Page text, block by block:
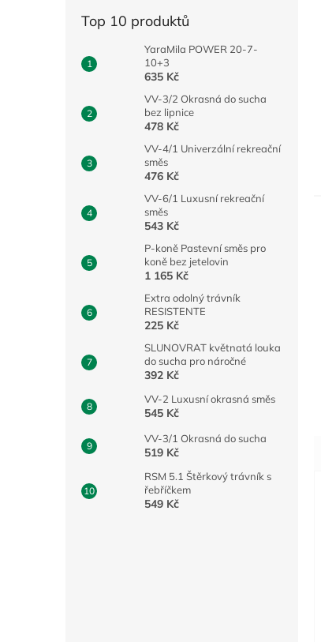
Top 10 produktů
YaraMila POWER 20-7-
10+3
635 Kč
VV-3/2 Okrasná do sucha
bez lipnice
478 Kč
VV-4/1 Univerzální rekreační
směs
476 Kč
VV-6/1 Luxusní rekreační
směs
543 Kč
P-koně Pastevní směs pro
koně bez jetelovin
1 165 Kč
Extra odolný trávník
RESISTENTE
225 Kč
SLUNOVRAT květnatá louka
do sucha pro náročné
392 Kč
VV-2 Luxusní okrasná směs
545 Kč
VV-3/1 Okrasná do sucha
519 Kč
RSM 5.1 Štěrkový trávník s
řebříčkem
549 Kč